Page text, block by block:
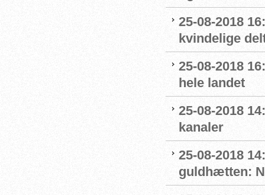
25-08-2018
kvindelige
25-08-2018
hele landet
25-08-2018
kanaler
25-08-2018
guldhætten: